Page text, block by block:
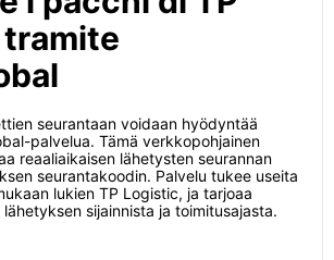
seurantaan voidaan hyödyntää
palvelua. Tämä verkkopohjainen
reaaliaikaisen lähetysten seurannan
seurantakoodin. Palvelu tukee useita
lukien TP Logistic, ja tarjoaa
sijainnista ja toimitusajasta.